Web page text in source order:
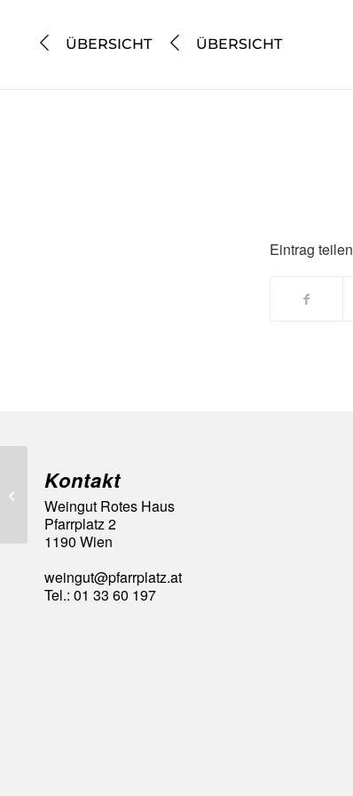
ÜBERSICHT ÜBERSICHT
Eintrag teilen
Kontakt
Weingut Rotes Haus
Pfarrplatz 2
1190 Wien
weingut@pfarrplatz.at
Tel.: 01 33 60 197